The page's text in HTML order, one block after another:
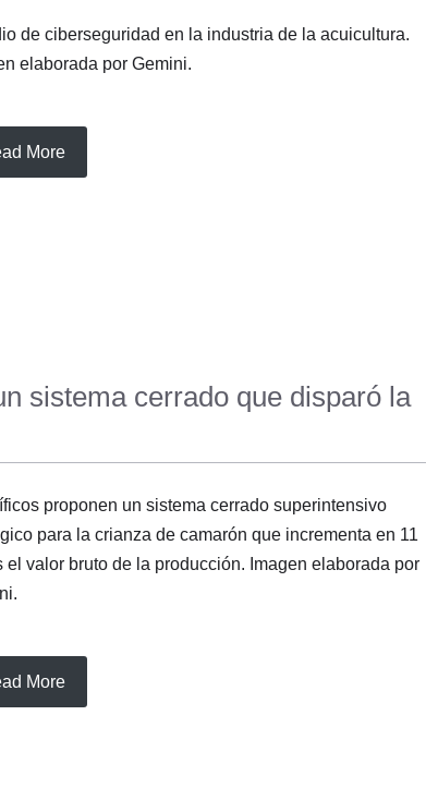
de ciberseguridad en la industria de la acuicultura.
elaborada por Gemini.
More
sistema cerrado que disparó la
proponen un sistema cerrado superintensivo
para la crianza de camarón que incrementa en 11
el valor bruto de la producción. Imagen elaborada por
More